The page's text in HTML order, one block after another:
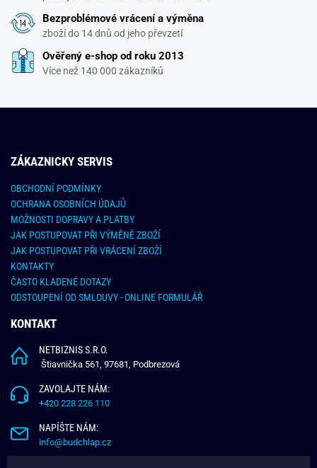
Bezproblémové vrácení a výměna
zboží do 14 dnů od jeho převzetí
Ověřený e-shop od roku 2013
Více než 140 000 zákazníků
ZÁKAZNICKY SERVIS
OBCHODNÍ PODMÍNKY
OCHRANA OSOBNÍCH ÚDAJŮ
MOŽNOSTI DOPRAVY A PLATBY
JAK POSTUPOVAT PŘI VÝMĚNĚ ZBOŽÍ
JAK POSTUPOVAT PŘI VRÁCENÍ ZBOŽÍ
KONTAKTY
ČASTO KLADENÉ DOTAZY
ODSTOUPENÍ OD SMLOUVY - ONLINE FORMULÁŘ
KONTAKT
NETBIZNIS S.R.O.
Štiavnička 561, 97681, Podbrezová
ZAVOLAJTE NÁM:
+420 228 226 110
NAPÍŠTE NÁM:
info@budchlap.cz